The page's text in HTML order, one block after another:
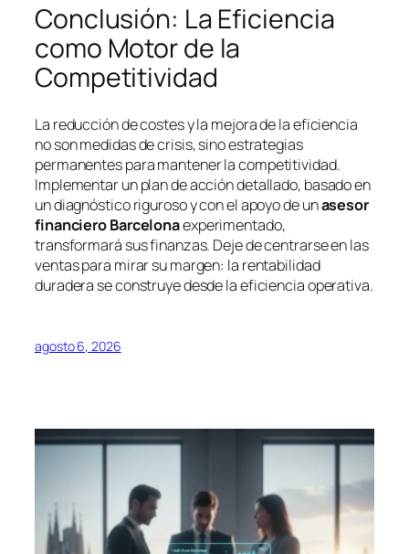
Conclusión: La Eficiencia
como Motor de la
Competitividad
La reducción de costes y la mejora de la eficiencia
no son medidas de crisis, sino estrategias
permanentes para mantener la competitividad.
Implementar un plan de acción detallado, basado en
un diagnóstico riguroso y con el apoyo de unasesor
financiero Barcelonaexperimentado,
transformará sus finanzas. Deje de centrarse en las
ventas para mirar su margen: la rentabilidad
duradera se construye desde la eficiencia operativa.
agosto 6, 2026